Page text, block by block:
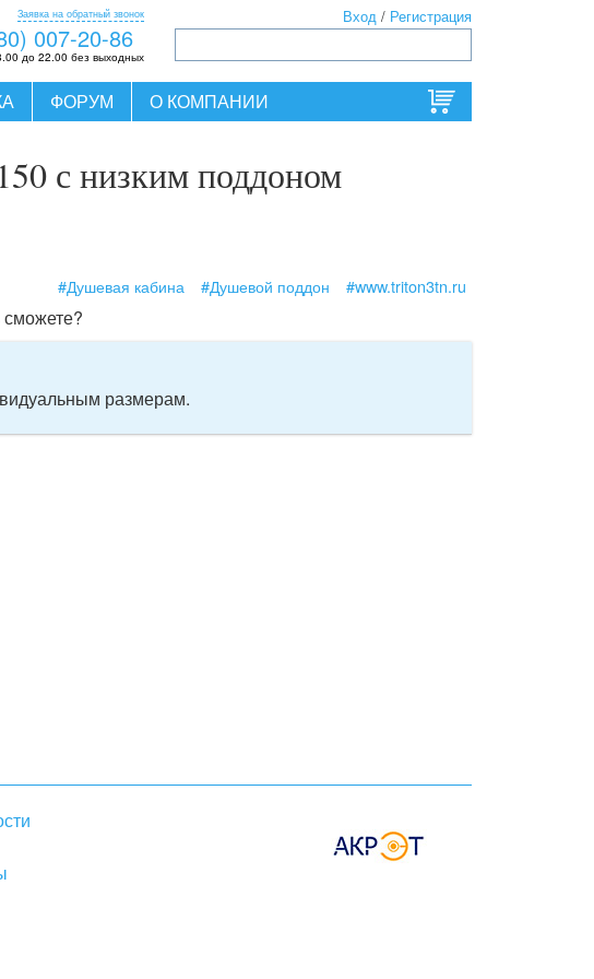
007-20-86
Заявка на обратный звонок
до 22.00 без выходных
Вход / Регистрация
ФОРУМ О КОМПАНИИ
с низким поддоном
#Душевая кабина
#Душевой поддон #www.triton3tn.ru
размерам.